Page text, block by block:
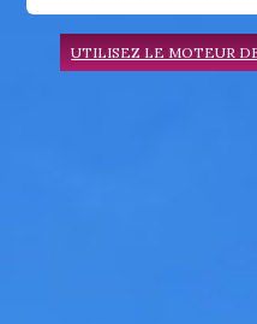
UTILISEZ LE MOTEUR